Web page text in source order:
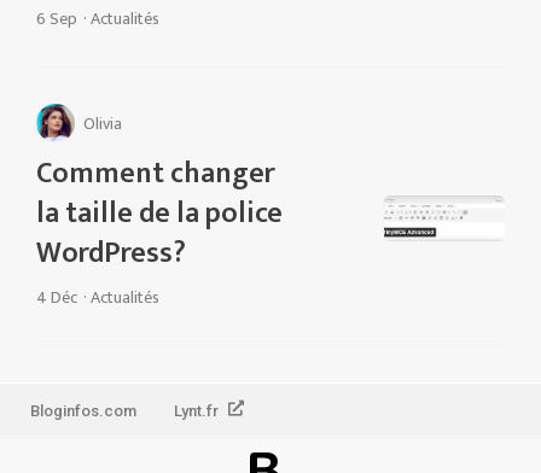
6 Sep ·Actualités
Olivia
Comment changer
la taille de la police
WordPress?
4 Déc ·Actualités
Bloginfos.com Lynt.fr